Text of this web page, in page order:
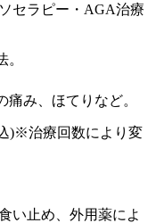
セラピー・AGA治療
み、ほてりなど。
)※治療回数により変
い止め、外用薬によ